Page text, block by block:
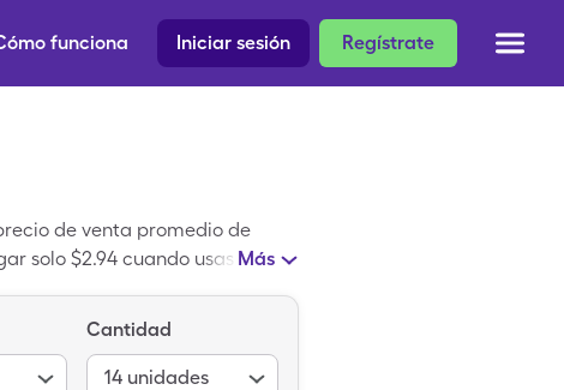
Regístrate
Iniciar sesión
funciona
de venta promedio de
solo $2.94 cuando usas tu
medicamento genérico.
Más
Cantidad
14 unidades